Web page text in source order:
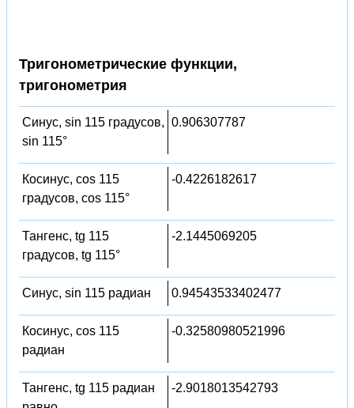
Тригонометрические функции,
тригонометрия
Синус, sin 115 градусов,
sin 115°
0.906307787
Косинус, cos 115
градусов, cos 115°
-0.4226182617
Тангенс, tg 115
градусов, tg 115°
-2.1445069205
Синус, sin 115 радиан 0.94543533402477
Косинус, cos 115
радиан
-0.32580980521996
Тангенс, tg 115 радиан
-2.9018013542793